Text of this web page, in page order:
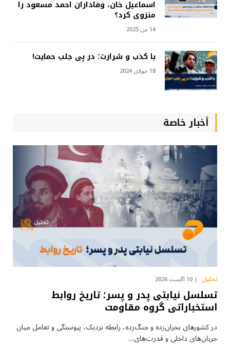
اسماعیل خان، وفاداران احمد مسعود را
منزوی کرد؟
14 می 2025
با کذب و شرارت؛ در پی جلب حمایت!
18 جولای 2024
أخبار خاصة
تحلیل 10 آگست 2026
تسلسل نیابتی پدر و پسر؛ تاریخ روابط
استخباراتی گروه مقاومت
در کشورهای بحران‌زده و جنگ‌زده، رابطه نزدیک، پیوستگی و تعامل میان
جریان‌های داخلی و قدرت‌های…